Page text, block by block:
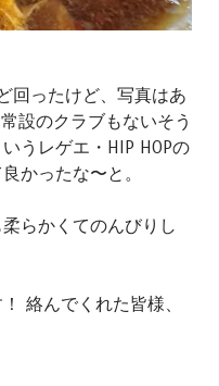
回ったけど、写真はあ
設のクラブもないそう
うレゲエ・HIP HOPの
かったな〜と。
らかくてのんびりし
絡んでくれた皆様、